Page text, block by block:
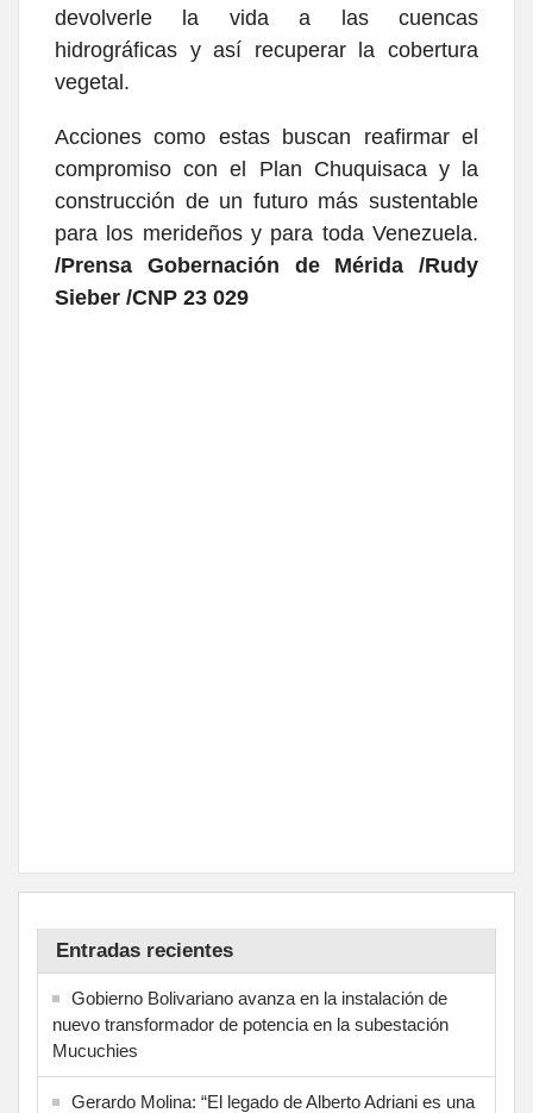
devolverle la vida a las cuencas
hidrográficas y así recuperar la cobertura
vegetal.
Acciones como estas buscan reafirmar el
compromiso con el Plan Chuquisaca y la
construcción de un futuro más sustentable
para los merideños y para toda Venezuela.
/Prensa Gobernación de Mérida /Rudy
Sieber /CNP 23 029
Entradas recientes
Gobierno Bolivariano avanza en la instalación de
nuevo transformador de potencia en la subestación
Mucuchies
Gerardo Molina: “El legado de Alberto Adriani es una